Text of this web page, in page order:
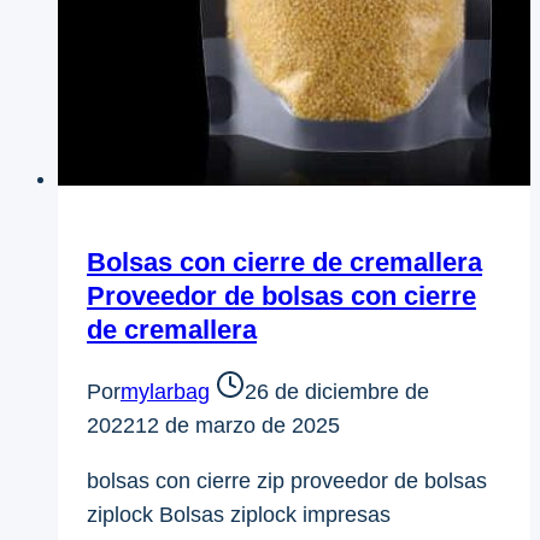
Bolsas con cierre de cremallera
Proveedor de bolsas con cierre
de cremallera
Pormylarbag
26 de diciembre de
202212 de marzo de 2025
bolsas con cierre zip proveedor de bolsas
ziplock Bolsas ziplock impresas